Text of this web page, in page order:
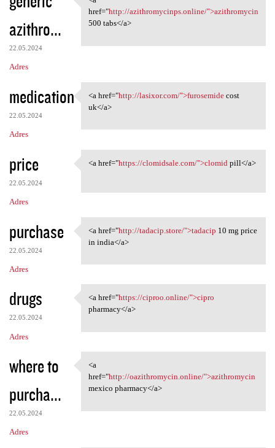
azithro...
22.05.2024
Adres
<a href="http:/
href="http://azithromycinps.online/">azithromycin
500 tabs</a>
medication
22.05.2024
Adres
<a href="http://lasixor.com/"
<a href="http://lasixor.com/">furosemidecost
uk</a>
price
22.05.2024
Adres
<a href="https://clomidsale
<a href="https://clomidsale.com/">clomid pill</a>
purchase
22.05.2024
Adres
<a href="http://tadacip.store
<a href="http://tadacip.store/">tadacip 10 mg price
in india</a>
drugs
22.05.2024
Adres
<a href="https://ciproo
<a href="https://ciproo.online/">cipro
pharmacy</a>
where to
purcha...
22.05.2024
Adres
<a href="http://oazithromycin
<a
href="http://oazithromycin.online/">azithromycin
mexico pharmacy</a>